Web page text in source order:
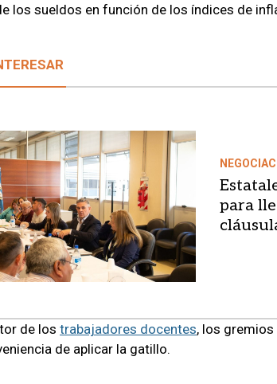
los sueldos en función de los índices de
para
de los trabajadores docentes, los
de aplicar la gatillo.